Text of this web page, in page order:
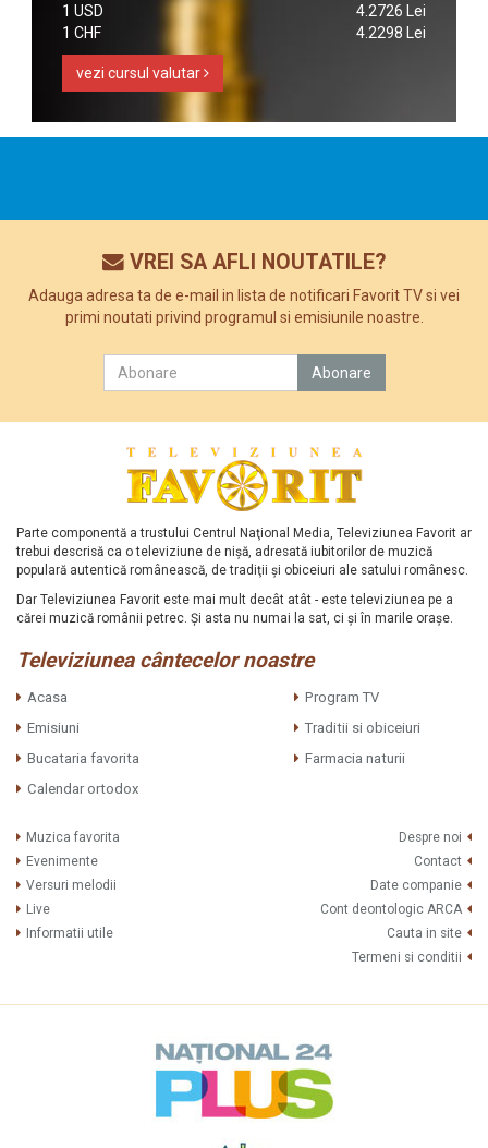
1 USD
4.2726 Lei
1 CHF
4.2298 Lei
vezi cursul valutar
VREI SA AFLI NOUTATILE?
Adauga adresa ta de e-mail in lista de notificari Favorit TV si vei
primi noutati privind programul si emisiunile noastre.
Parte componentă a trustului Centrul Naţional Media, Televiziunea Favorit ar
trebui descrisă ca o televiziune de nişă, adresată iubitorilor de muzică
populară autentică românească, de tradiţii şi obiceiuri ale satului românesc.
Dar Televiziunea Favorit este mai mult decât atât - este televiziunea pe a
cărei muzică românii petrec. Şi asta nu numai la sat, ci şi în marile oraşe.
Televiziunea cântecelor noastre
Acasa
Program TV
Emisiuni
Traditii si obiceiuri
Bucataria favorita
Farmacia naturii
Calendar ortodox
Muzica favorita
Evenimente
Versuri melodii
Live
Informatii utile
Despre noi
Contact
Date companie
Cont deontologic ARCA
Cauta in site
Termeni si conditii